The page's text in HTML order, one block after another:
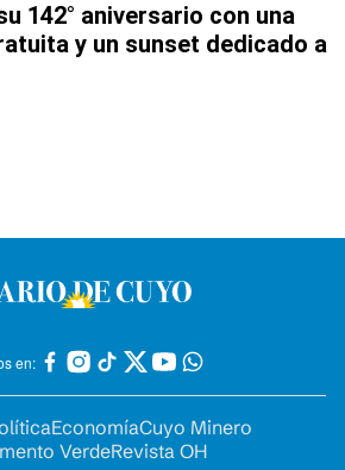
142° aniversario con una
y un sunset dedicado a
en:
EconomíaCuyo Minero
VerdeRevista OH